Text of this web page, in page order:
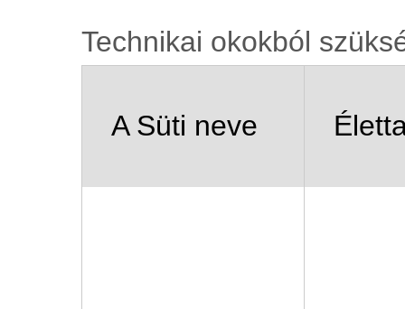
Technikai okokból
A Süti neve